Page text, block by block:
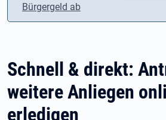
Bürgergeld ab
Schnell & direkt:
weitere Anliegen
erledigen